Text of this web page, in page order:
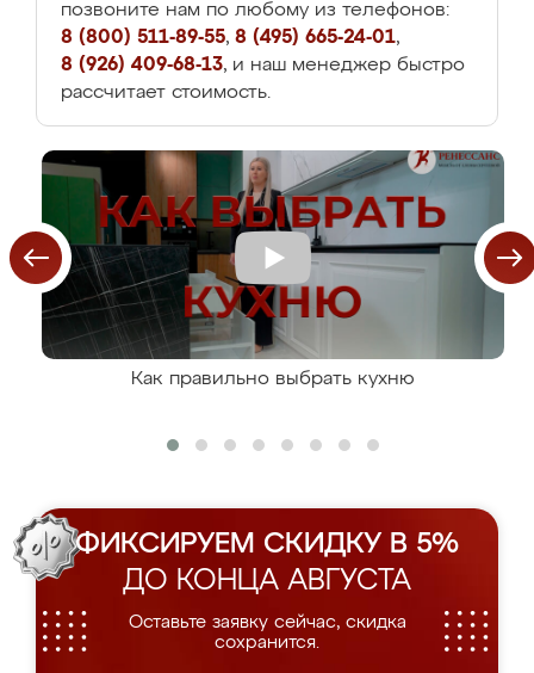
позвоните нам по любому из телефонов:
8 (800) 511-89-55, 8 (495) 665-24-01,
8 (926) 409-68-13, и наш менеджер быстро
рассчитает стоимость.
Как правильно выбрать кухню
ФИКСИРУЕМ СКИДКУ В 5%
ДО КОНЦА АВГУСТА
Оставьте заявку сейчас, скидка
сохранится.